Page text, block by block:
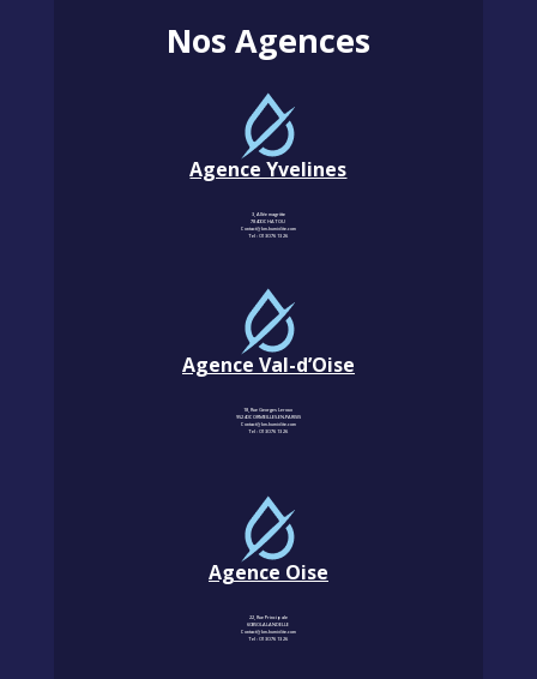
Nos Agences
Agence Yvelines
3, Allée magritte
78400 CHATOU
Contact@km-humidite.com
Tel :01 30 76 13 26
Agence Val-d’Oise
18, Rue Georges Leroux
95240 CORMEILLES-EN-PARISIS
Contact@km-humidite.com
Tel :01 30 76 13 26
Agence Oise
22, Rue Principale
60850 LALANDELLE
Contact@km-humidite.com
Tel :01 30 76 13 26